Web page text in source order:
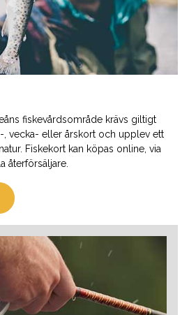
fiskevårdsområde krävs giltigt
, vecka- eller årskort och upplev ett
Fiskekort kan köpas online, via
återförsäljare.